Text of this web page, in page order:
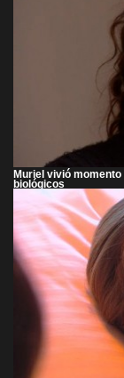
Muriel vivió
biológicos